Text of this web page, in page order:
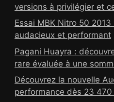
versions à privilégier et
Essai MBK Nitro 50
audacieux et performant
Pagani Huayra :
rare évaluée à une
Découvrez la nouvelle
performance dès 23 470